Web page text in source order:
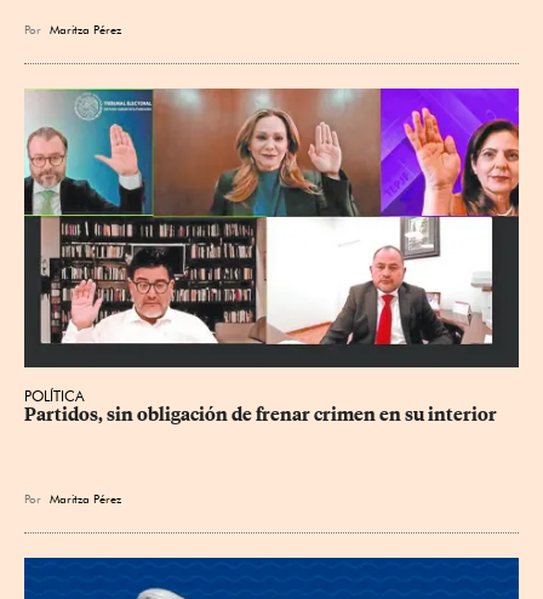
Por Maritza Pérez
POLÍTICA
Partidos, sin obligación de frenar crimen en su interior
Por Maritza Pérez